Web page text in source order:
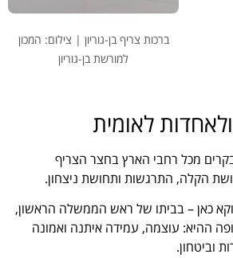
ברכות צריף בן-גוריון | צילום: המכון
למורשת בן-גוריון
לאומית
מכל רחבי הארץ בחצר הצריף
הקלה, התרגשות ותחושת ניצחון.
כאן – בביתו של ראש הממשלה הראשון,
ההיא: עוצמה, עמידה איתנה ואמונה
וביטחון.